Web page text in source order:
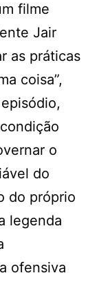
filme
Jair
as práticas
coisa”,
o
do
do próprio
legenda
ofensiva